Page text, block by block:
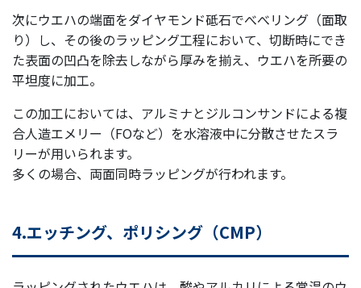
次にウエハの端面をダイヤモンド砥石でべべリング（面取
り）し、その後のラッピング工程において、切断時にでき
た表面の凹凸を除去しながら厚みを揃え、ウエハを所要の
平坦度に加工。
この加工においては、アルミナとジルコンサンドによる複
合人造エメリー（FOなど）を水溶液中に分散させたスラ
リーが用いられます。
多くの場合、両面同時ラッピングが行われます。
4.エッチング、ポリシング（CMP）